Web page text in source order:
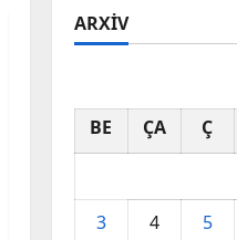
ARXIV
BE ÇA Ç
3
4 5